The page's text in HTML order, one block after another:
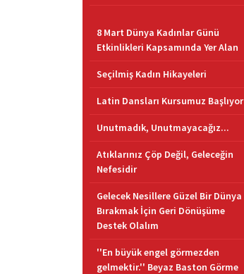
8 Mart Dünya Kadınlar Günü
Etkinlikleri Kapsamında Yer Alan
Seçilmiş Kadın Hikayeleri
Latin Dansları Kursumuz Başlıyor
Unutmadık, Unutmayacağız...
Atıklarınız Çöp Değil, Geleceğin
Nefesidir
Gelecek Nesillere Güzel Bir Dünya
Bırakmak İçin Geri Dönüşüme
Destek Olalım
''En büyük engel görmezden
gelmektir.'' Beyaz Baston Görme